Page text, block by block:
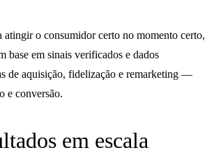
o consumidor certo no momento certo,
base em sinais verificados e dados
de aquisição, fidelização e remarketing —
e conversão.
em escala